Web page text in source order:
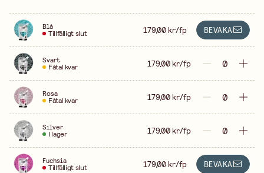
Blå
Tillfälligt slut 179,00 kr/fp BEVAKA
Svart
Fåtal kvar 179,00 kr/fp
Rosa
Fåtal kvar 179,00 kr/fp
Silver
I lager 179,00 kr/fp
Fuchsia
Tillfälligt slut 179,00 kr/fp BEVAKA